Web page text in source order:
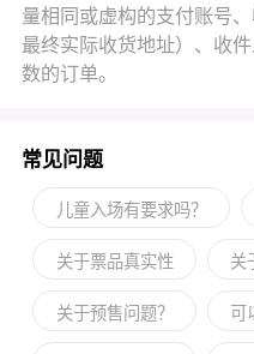
量相同或虚构的支付账号
最终实际收货地址）、收
数的订单。
常见问题
儿童入场有要求吗？
关于票品真实性 关
关于预售问题？ 可